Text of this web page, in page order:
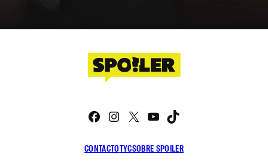
CONTACTOTYCSOBRE SPOILER
Facebook
Instagram
X YouTube